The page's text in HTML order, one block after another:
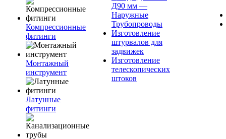
Компрессионные
фитинги
Монтажный
инструмент
Латунные
фитинги
Д90 мм —
Наружные
Трубопроводы
Изготовление
штурвалов для
задвижек
Изготовление
телескопических
штоков